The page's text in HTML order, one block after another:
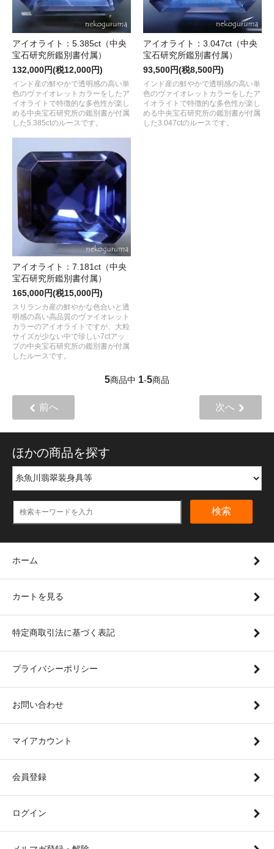
アイオライト：5.385ct（中央
宝石研究所鑑別書付属）
132,000円(税12,000円)
インド産の鮮やかで透明感の高い単
色のヴァイオレットカラーをしたア
イオライトで特徴的な多色性が楽し
める中央宝石研究所の鑑別書が付属
した5.385ctのルースです。
アイオライト：3.047ct（中央
宝石研究所鑑別書付属）
93,500円(税8,500円)
インド産の鮮やかで透明感の高い単
色のヴァイオレットカラーをしたア
イオライトで特徴的な多色性が楽し
める中央宝石研究所の鑑別書が付属
した3.047ctのルースです。
アイオライト：7.181ct（中央
宝石研究所鑑別書付属）
165,000円(税15,000円)
スリランカ産の鮮やかな色合いと透
明感の高い高品質のヴァイオレット
カラーのアイオライトですが、大粒
サイズが少ない中で珍しい7ctアッ
プの中央宝石研究所の鑑別書が付属
したルースです。
5商品中 1-5商品
前へ 次へ
ほかの商品を探す
検索
ホーム
カートを見る
特定商取引法に基づく表記
プライバシーポリシー
お問い合わせ
マイアカウント
会員登録
ログイン